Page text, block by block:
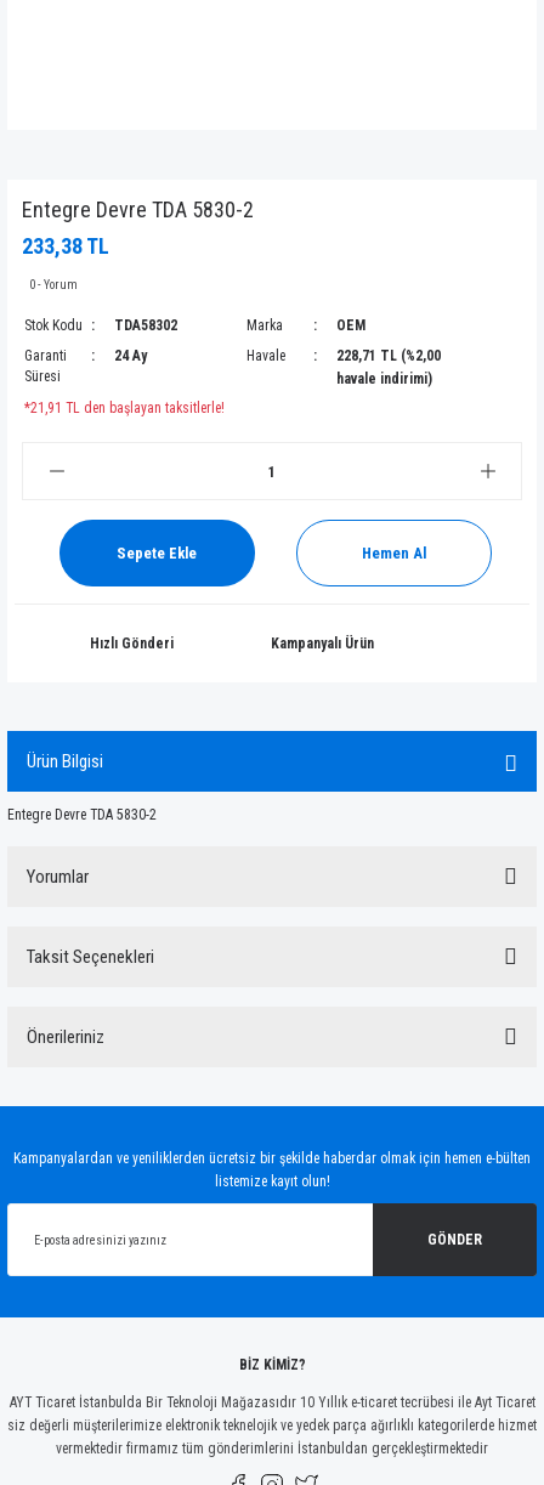
Entegre Devre TDA 5830-2
233,38 TL
0 - Yorum
Stok Kodu TDA58302 Marka
OEM
Garanti
Süresi
24 Ay Havale
228,71 TL (%2,00
havale indirimi)
*21,91 TL den başlayan taksitlerle!
Sepete Ekle Hemen Al
Hızlı Gönderi Kampanyalı Ürün
Ürün Bilgisi
Entegre Devre TDA 5830-2
Yorumlar
Taksit Seçenekleri
Önerileriniz
Ürün açıklamasında eksik bilgiler bulunuyor.
Kampanyalardan ve yeniliklerden ücretsiz bir şekilde haberdar olmak için hemen e-bülten
listemize kayıt olun!
GÖNDER
BİZ KİMİZ?
AYT Ticaret İstanbulda Bir Teknoloji Mağazasıdır 10 Yıllık e-ticaret tecrübesi ile Ayt Ticaret
siz değerli müşterilerimize elektronik teknelojik ve yedek parça ağırlıklı kategorilerde hizmet
vermektedir firmamız tüm gönderimlerini İstanbuldan gerçekleştirmektedir